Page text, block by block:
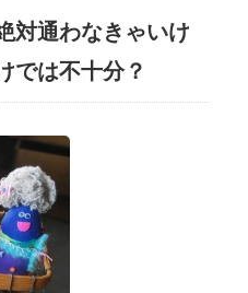
対通わなきゃいけ
では不十分？